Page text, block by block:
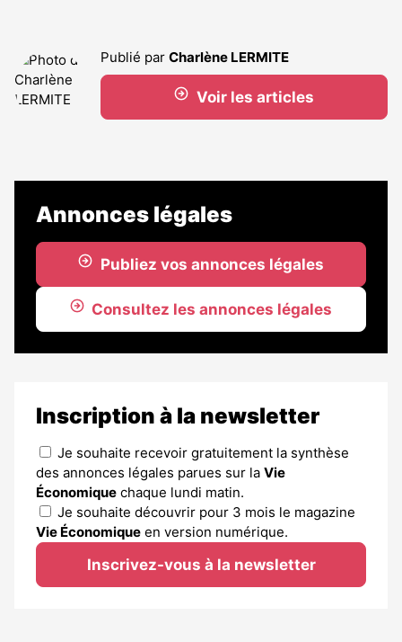
Publié par Charlène LERMITE
Voir les articles
Annonces légales
Publiez vos annonces légales
Consultez les annonces légales
Inscription à la newsletter
Je souhaite recevoir gratuitement la synthèse
des annonces légales parues sur la Vie
Économique chaque lundi matin.
Je souhaite découvrir pour 3 mois le magazine
Vie Économique en version numérique.
Inscrivez-vous à la newsletter